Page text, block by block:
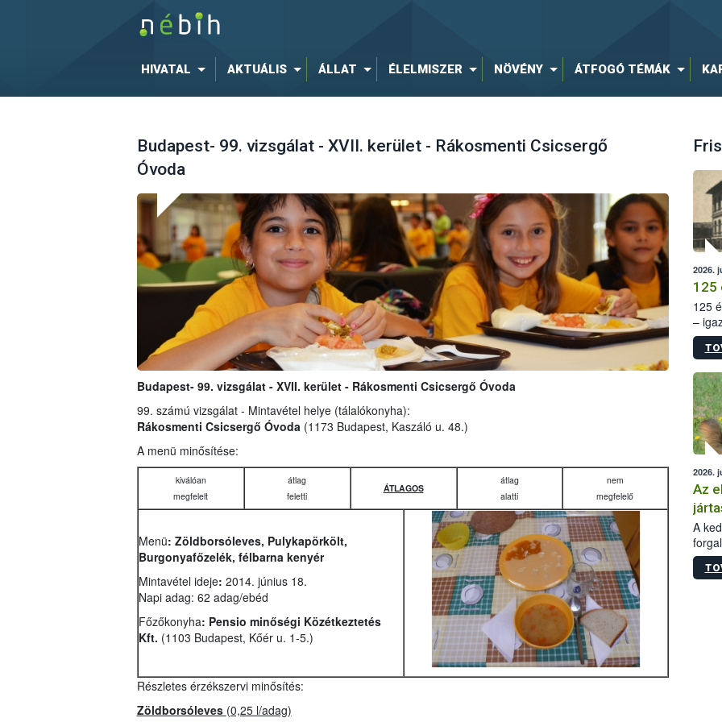
HIVATAL AKTUÁLIS ÁLLAT ÉLELMISZER NÖVÉNY ÁTFOGÓ TÉMÁK
Budapest- 99. vizsgálat - XVII. kerület - Rákosmenti Csicsergő
Óvoda
Budapest- 99. vizsgálat - XVII. kerület - Rákosmenti Csicsergő Óvoda
99. számú vizsgálat - Mintavétel helye (tálalókonyha):
Rákosmenti Csicsergő Óvoda (1173 Budapest, Kaszáló u. 48.)
A menü minősítése:
kiválóan
megfelelt
átlag
feletti
ÁTLAGOS
átlag
alatti
nem
megfelelő
Menü: Zöldborsóleves, Pulykapörkölt,
Burgonyafőzelék, félbarna kenyér
Mintavétel ideje: 2014. június 18.
Napi adag: 62 adag/ebéd
Főzőkonyha: Pensio minőségi Közétkeztetés
Kft. (1103 Budapest, Kőér u. 1-5.)
Részletes érzékszervi minősítés:
Zöldborsóleves (0,25 l/adag)
2026.
125
125
–
15.
2026.
Az
A